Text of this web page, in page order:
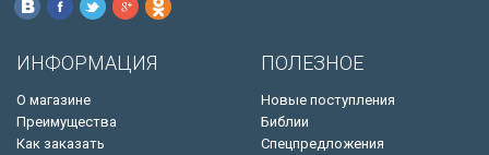
ИНФОРМАЦИЯ
О магазине
Преимущества
Как заказать
ПОЛЕЗНОЕ
Новые поступления
Библии
Спецпредложения